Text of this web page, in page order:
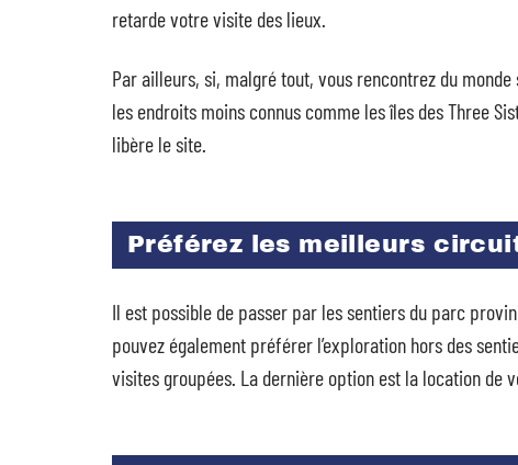
retarde votre visite des lieux.
Par ailleurs, si, malgré tout, vous rencontrez du
les endroits moins connus comme les îles des Three
libère le site.
Préférez les meilleurs
Il est possible de passer par les sentiers du parc
pouvez également préférer l’exploration hors des
visites groupées. La dernière option est la location de